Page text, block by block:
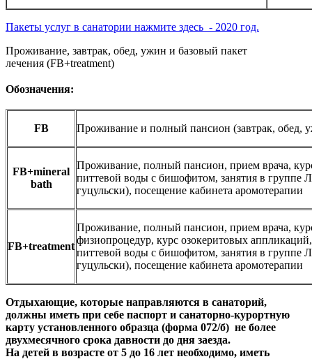
Пакеты услуг в санатории нажмите здесь - 2020 год.
Проживание, завтрак, обед, ужин и базовый пакет
лечения (FB+treatment)
Обозначения:
FB Проживание и полный пансион (завтрак, обед,
FB+mineral
bath
Проживание, полный пансион, прием врача,
питтевой воды с бишофитом, занятия в группе
гуцульски), посещение кабинета аромотерапии
FB+treatment
Проживание, полный пансион, прием врача,
физиопроцедур, курс озокеритовых
питтевой воды с бишофитом, занятия в группе
гуцульски), посещение кабинета аромотерапии
Отдыхающие, которые направляются в санаторий,
должны иметь при себе паспорт и санаторно-курортную
карту установленного образца (форма 072/б) не более
двухмесячного срока давности до дня заезда.
На детей в возрасте от 5 до 16 лет необходимо, иметь